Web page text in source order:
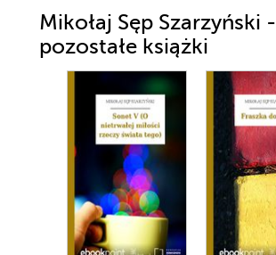
Mikołaj Sęp Szarzyński -
pozostałe książki